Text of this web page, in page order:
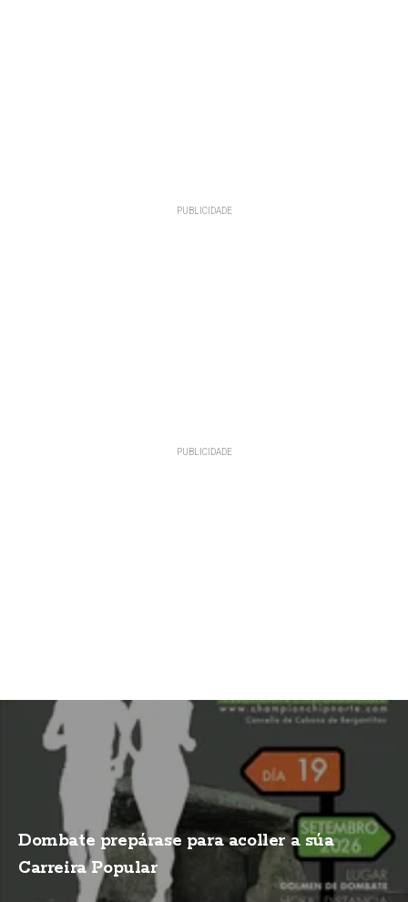
Dombate prepárase para acoller a súa
Carreira Popular